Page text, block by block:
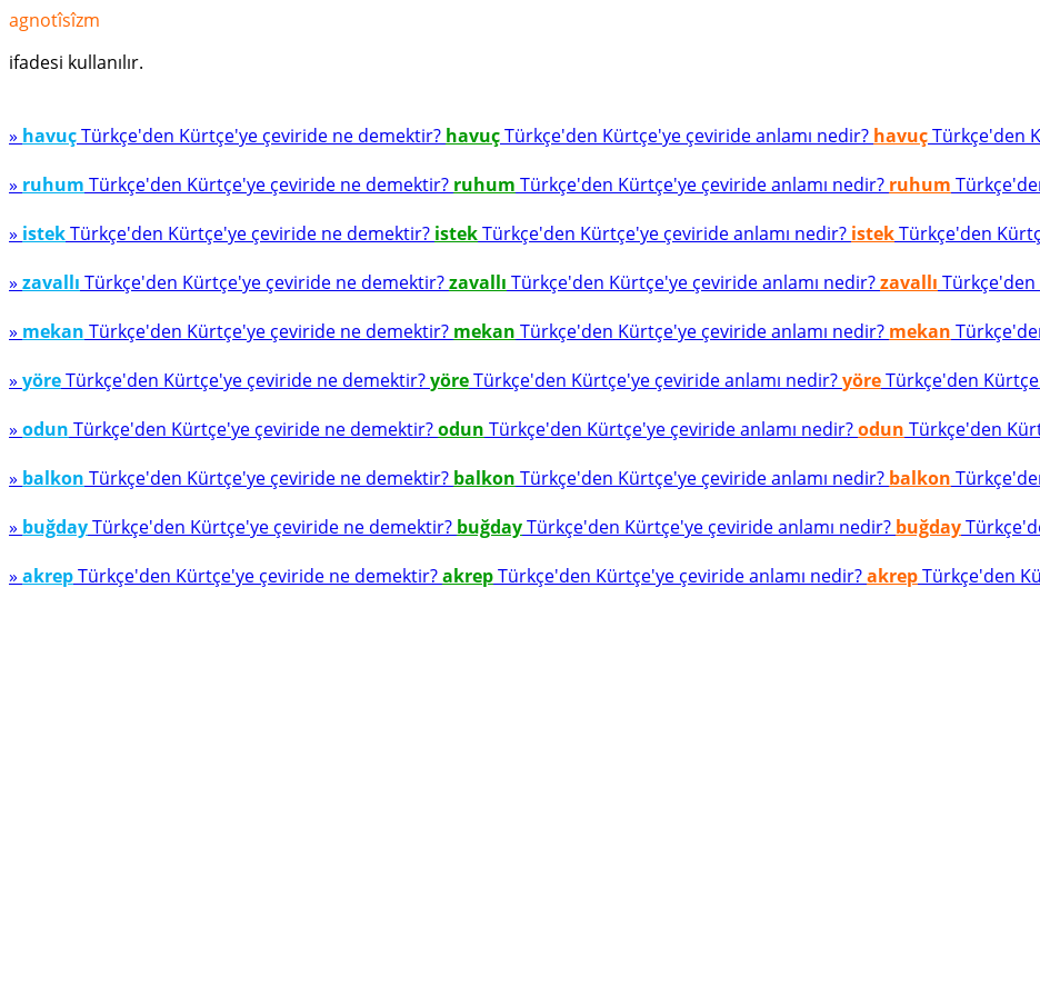
agnotîsîzm
ifadesi kullanılır.
» havuçTürkçe'den Kürtçe'ye çeviride ne demektir? havuçTürkçe'den Kürtçe'ye çeviride anlamı nedir? havuçTürkçe'den
» ruhum Türkçe'den Kürtçe'ye çeviride ne demektir? ruhum Türkçe'den Kürtçe'ye çeviride anlamı nedir? ruhum
» istekTürkçe'den Kürtçe'ye çeviride ne demektir? istekTürkçe'den Kürtçe'ye çeviride anlamı nedir? istekTürkçe'den
» zavallı Türkçe'den Kürtçe'ye çeviride ne demektir?zavallı Türkçe'den Kürtçe'ye çeviride anlamı nedir?zavallı Türkçe'den
» mekan Türkçe'den Kürtçe'ye çeviride ne demektir? mekan Türkçe'den Kürtçe'ye çeviride anlamı nedir? mekan
» yöreTürkçe'den Kürtçe'ye çeviride ne demektir?yöreTürkçe'den Kürtçe'ye çeviride anlamı nedir?yöreTürkçe'den
» odun Türkçe'den Kürtçe'ye çeviride ne demektir?odun Türkçe'den Kürtçe'ye çeviride anlamı nedir?odun Türkçe'den
» balkon Türkçe'den Kürtçe'ye çeviride ne demektir? balkon Türkçe'den Kürtçe'ye çeviride anlamı nedir? balkon
» buğdayTürkçe'den Kürtçe'ye çeviride ne demektir? buğdayTürkçe'den Kürtçe'ye çeviride anlamı nedir? buğday
» akrepTürkçe'den Kürtçe'ye çeviride ne demektir?akrepTürkçe'den Kürtçe'ye çeviride anlamı nedir?akrepTürkçe'den